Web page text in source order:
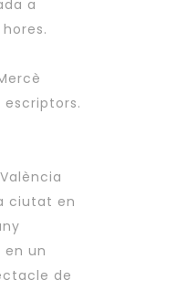
a
escriptors.
ciutat en
en un
de